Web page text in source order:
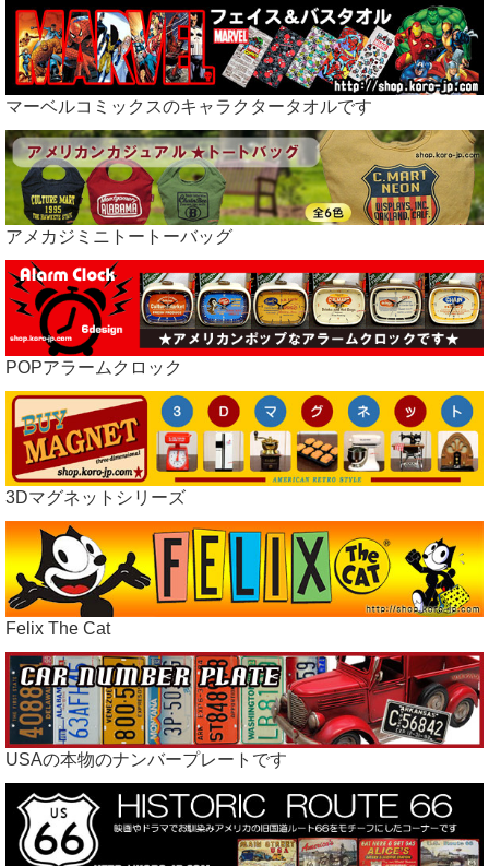
マーベルコミックスのキャラクタータオルです
アメカジミニトートーバッグ
POPアラームクロック
3Dマグネットシリーズ
Felix The Cat
USAの本物のナンバープレートです